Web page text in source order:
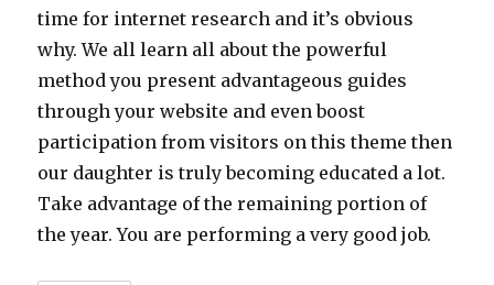
time for internet research and it’s obvious
why. We all learn all about the powerful
method you present advantageous guides
through your website and even boost
participation from visitors on this theme then
our daughter is truly becoming educated a lot.
Take advantage of the remaining portion of
the year. You are performing a very good job.